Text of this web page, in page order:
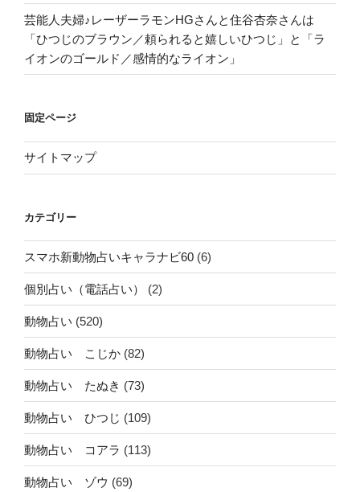
芸能人夫婦♪レーザーラモンHGさんと住谷杏奈さんは
「ひつじのブラウン／頼られると嬉しいひつじ」と「ラ
イオンのゴールド／感情的なライオン」
固定ページ
サイトマップ
カテゴリー
スマホ新動物占いキャラナビ60 (6)
個別占い（電話占い） (2)
動物占い (520)
動物占い こじか (82)
動物占い たぬき (73)
動物占い ひつじ (109)
動物占い コアラ (113)
動物占い ゾウ (69)